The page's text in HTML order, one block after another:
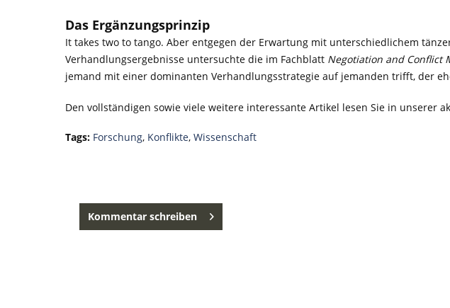
Das Ergänzungsprinzip
It takes two to tango. Aber entgegen der Erwartung mit unterschiedlichem
Verhandlungsergebnisse untersuchte die im Fachblatt Negotiation and Conflict
jemand mit einer dominanten Verhandlungsstrategie auf jemanden trifft, der
Den vollständigen sowie viele weitere interessante Artikel lesen Sie in unserer
Tags: Forschung, Konflikte, Wissenschaft
Kommentar schreiben